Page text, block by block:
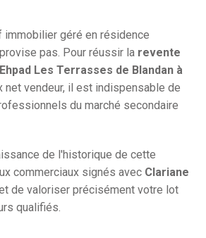
immobilier géré en résidence
pas. Pour réussir la revente
Les Terrasses de Blandan à
net vendeur, il est indispensable de
du marché secondaire
de l'historique de cette
commerciaux signés avec Clariane
de valoriser précisément votre lot
qualifiés.